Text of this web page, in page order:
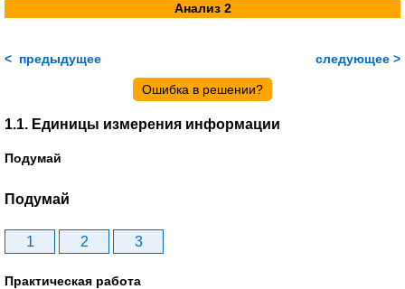
Анализ 2
< предыдущее следующее >
Ошибка в решении?
1.1. Единицы измерения информации
Подумай
Подумай
1 2 3
Практическая работа